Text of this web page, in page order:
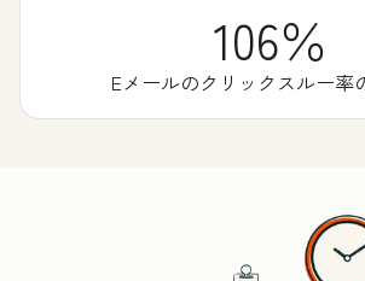
106％
Eメールのクリックスルー率